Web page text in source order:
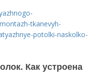
tkanevyh-
potolki-naskolko-
Как устроена